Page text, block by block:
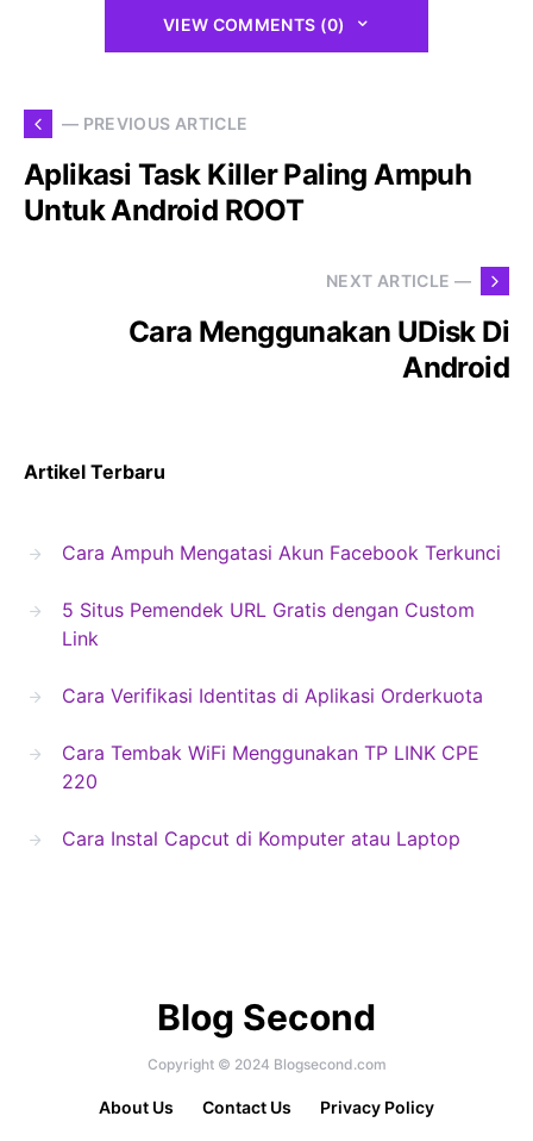
VIEW COMMENTS (0)
— PREVIOUS ARTICLE
Aplikasi Task Killer Paling Ampuh
Untuk Android ROOT
NEXT ARTICLE —
Cara Menggunakan UDisk Di
Android
Artikel Terbaru
Cara Ampuh Mengatasi Akun Facebook Terkunci
5 Situs Pemendek URL Gratis dengan Custom
Link
Cara Verifikasi Identitas di Aplikasi Orderkuota
Cara Tembak WiFi Menggunakan TP LINK CPE
220
Cara Instal Capcut di Komputer atau Laptop
Blog Second
Copyright © 2024 Blogsecond.com
About Us Contact Us Privacy Policy